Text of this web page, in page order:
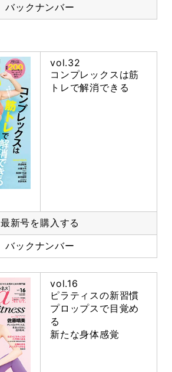
バックナンバー
vol.32
コンプレックスは筋
トレで解消できる
最新号を購入する
バックナンバー
vol.16
ピラティスの新習慣
プロップスで目覚め
る
新たな身体感覚